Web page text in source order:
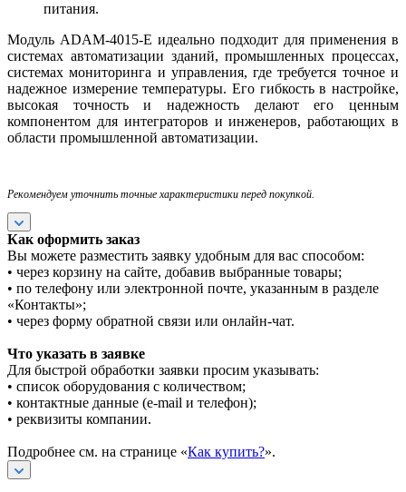
питания.
Модуль ADAM-4015-E идеально подходит для применения в
системах автоматизации зданий, промышленных процессах,
системах мониторинга и управления, где требуется точное и
надежное измерение температуры. Его гибкость в настройке,
высокая точность и надежность делают его ценным
компонентом для интеграторов и инженеров, работающих в
области промышленной автоматизации.
Рекомендуем уточнить точные характеристики перед покупкой.
Как оформить заказ
Вы можете разместить заявку удобным для вас способом:
• через корзину на сайте, добавив выбранные товары;
• по телефону или электронной почте, указанным в разделе
«Контакты»;
• через форму обратной связи или онлайн-чат.
Что указать в заявке
Для быстрой обработки заявки просим указывать:
• список оборудования с количеством;
• контактные данные (e-mail и телефон);
• реквизиты компании.
Подробнее см. на странице «Как купить?».